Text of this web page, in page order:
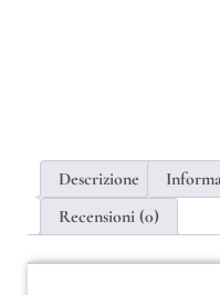
Descrizione
Recensioni (0)